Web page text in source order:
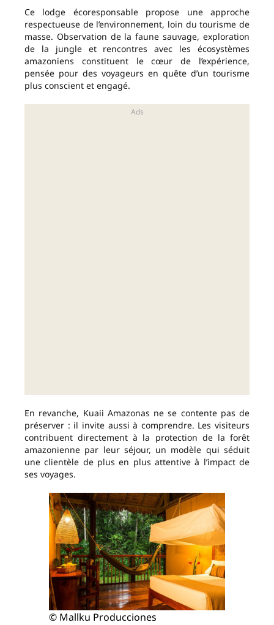
Ce lodge écoresponsable propose une approche
respectueuse de l’environnement, loin du tourisme de
masse. Observation de la faune sauvage, exploration
de la jungle et rencontres avec les écosystèmes
amazoniens constituent le cœur de l’expérience,
pensée pour des voyageurs en quête d’un tourisme
plus conscient et engagé.
En revanche, Kuaii Amazonas ne se contente pas de
préserver : il invite aussi à comprendre. Les visiteurs
contribuent directement à la protection de la forêt
amazonienne par leur séjour, un modèle qui séduit
une clientèle de plus en plus attentive à l’impact de
ses voyages.
© Mallku Producciones